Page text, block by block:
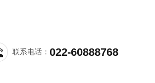
联系电话：022-60888768